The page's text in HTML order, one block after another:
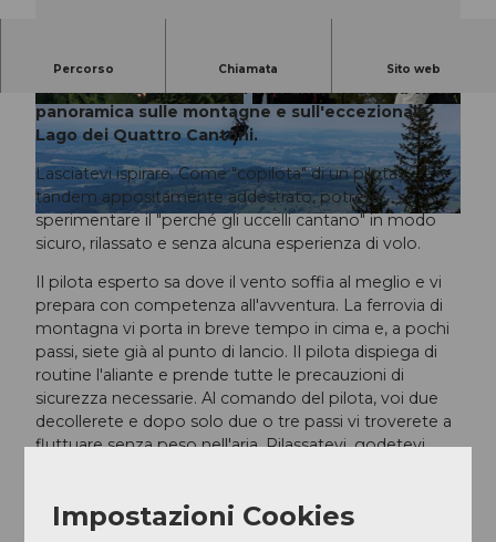
© Paragliding | CC-BY-ND
© Paragliding | CC-BY-ND © Paragliding |CC-BY-ND
Percorso Chiamata Sito web
Un'esperienza mozzafiato - senza licenza di volo
- nel cuore della Svizzera con una splendida vista
panoramica sulle montagne e sull'eccezionale
Lago dei Quattro Cantoni.
Lasciatevi ispirare. Come "copilota" di un pilota
tandem appositamente addestrato, potrete
sperimentare il "perché gli uccelli cantano" in modo
sicuro, rilassato e senza alcuna esperienza di volo.
Il pilota esperto sa dove il vento soffia al meglio e vi
prepara con competenza all'avventura. La ferrovia di
montagna vi porta in breve tempo in cima e, a pochi
passi, siete già al punto di lancio. Il pilota dispiega di
routine l'aliante e prende tutte le precauzioni di
sicurezza necessarie. Al comando del pilota, voi due
decollerete e dopo solo due o tre passi vi troverete a
fluttuare senza peso nell'aria. Rilassatevi, godetevi
fotografico aggiuntivo e conservate il bastone
Impostazioni Cookies